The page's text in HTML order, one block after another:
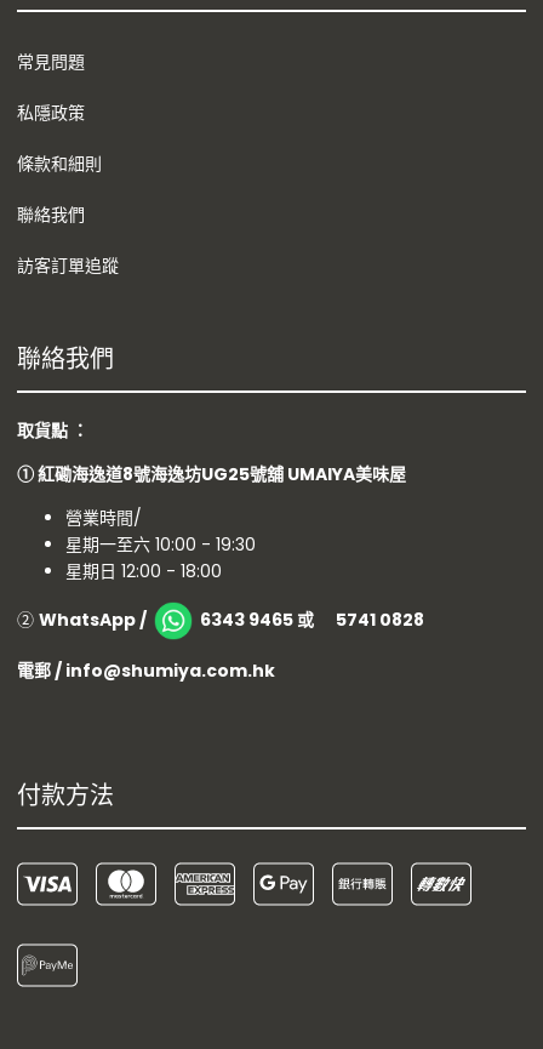
常見問題
私隱政策
條款和細則
聯絡我們
訪客訂單追蹤
聯絡我們
取貨點 ：
①紅磡海逸道8號海逸坊UG25號舖 UMAIYA美味屋
營業時間/
星期一至六 10:00 - 19:30
星期日 12:00 - 18:00
② WhatsApp / 6343 9465 或 5741 0828
電郵 / info@shumiya.com.hk
付款方法